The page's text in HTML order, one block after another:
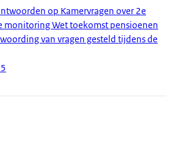
op Kamervragen over 2e
monitoring Wet toekomst pensioenen
van vragen gesteld tijdens de